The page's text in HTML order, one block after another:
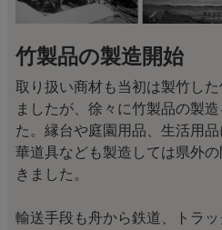
竹製品の製造開始
取り扱い商材も当初は製竹し
ましたが、徐々に竹製品の製
た。縁台や庭園用品、生活用
華道具なども製造しては県外
きました。
輸送手段も舟から鉄道、トラ